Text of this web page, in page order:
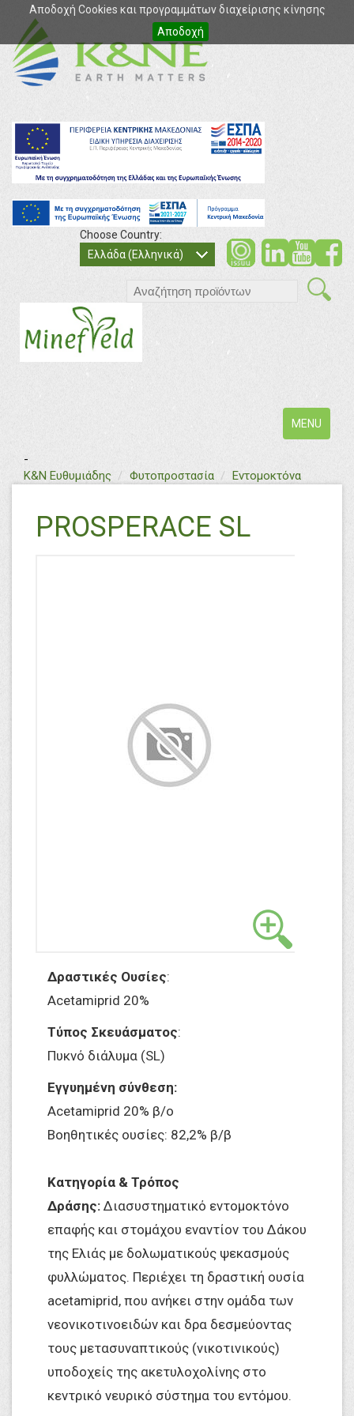
Αποδοχή Cookies και προγραμμάτων διαχείρισης κίνησης
Αποδοχή
Choose Country:
Ελλάδα (Ελληνικά)
Toggle
navigation
MENU
-
Κ&Ν Ευθυμιάδης textΦυτοπροστασία Εντομοκτόνα
PROSPERACE SL
Δραστικές Ουσίες:
Acetamiprid 20%
Τύπος Σκευάσματος:
Πυκνό διάλυμα (SL)
Εγγυημένη σύνθεση:
Acetamiprid 20% β/ο
Βοηθητικές ουσίες: 82,2% β/β
Κατηγορία & Τρόπος
Δράσης: Διασυστηματικό εντομοκτόνο
επαφής και στομάχου εναντίον του Δάκου
της Ελιάς με δολωματικούς ψεκασμούς
φυλλώματος. Περιέχει τη δραστική ουσία
acetamiprid, που ανήκει στην ομάδα των
νεονικοτινοειδών και δρα δεσμεύοντας
τους μετασυναπτικούς (νικοτινικούς)
υποδοχείς της ακετυλοχολίνης στο
κεντρικό νευρικό σύστημα του εντόμου.